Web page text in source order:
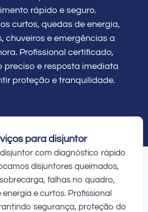
rápido e seguro.
curtos, quedas de energia,
chuveiros e emergências a
Profissional certificado,
preciso e resposta imediata
proteção e tranquilidade.
para disjuntor
com diagnóstico rápido
disjuntores queimados,
falhas no quadro,
e curtos. Profissional
segurança, proteção do